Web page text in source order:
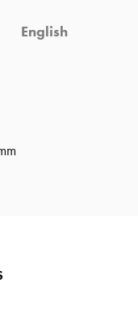
English